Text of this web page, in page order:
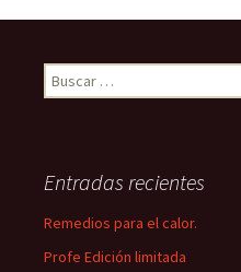
Buscar:
Entradas recientes
Remedios para el calor.
Profe Edición limitada